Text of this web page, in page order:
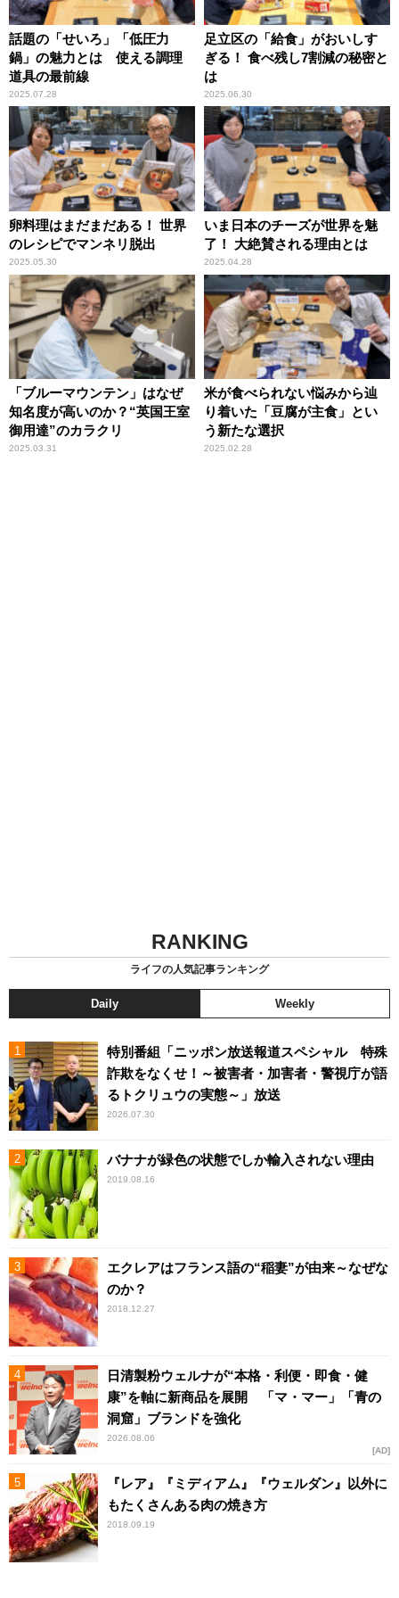
話題の「せいろ」「低圧力
鍋」の魅力とは 使える調理
道具の最前線
2025.07.28
足立区の「給食」がおいしす
ぎる！ 食べ残し7割減の秘密と
は
2025.06.30
卵料理はまだまだある！ 世界
のレシピでマンネリ脱出
2025.05.30
いま日本のチーズが世界を魅
了！ 大絶賛される理由とは
2025.04.28
「ブルーマウンテン」はなぜ
知名度が高いのか？“英国王室
御用達”のカラクリ
2025.03.31
米が食べられない悩みから辿
り着いた「豆腐が主食」とい
う新たな選択
2025.02.28
RANKING
ライフの人気記事ランキング
Daily Weekly
特別番組「ニッポン放送報道スペシャル 特殊
詐欺をなくせ！～被害者・加害者・警視庁が語
るトクリュウの実態～」放送
2026.07.30
バナナが緑色の状態でしか輸入されない理由
2019.08.16
エクレアはフランス語の“稲妻”が由来～なぜな
のか？
2018.12.27
日清製粉ウェルナが“本格・利便・即食・健
康”を軸に新商品を展開 「マ・マー」「青の
洞窟」ブランドを強化
2026.08.06
AD
『レア』『ミディアム』『ウェルダン』以外に
もたくさんある肉の焼き方
2018.09.19